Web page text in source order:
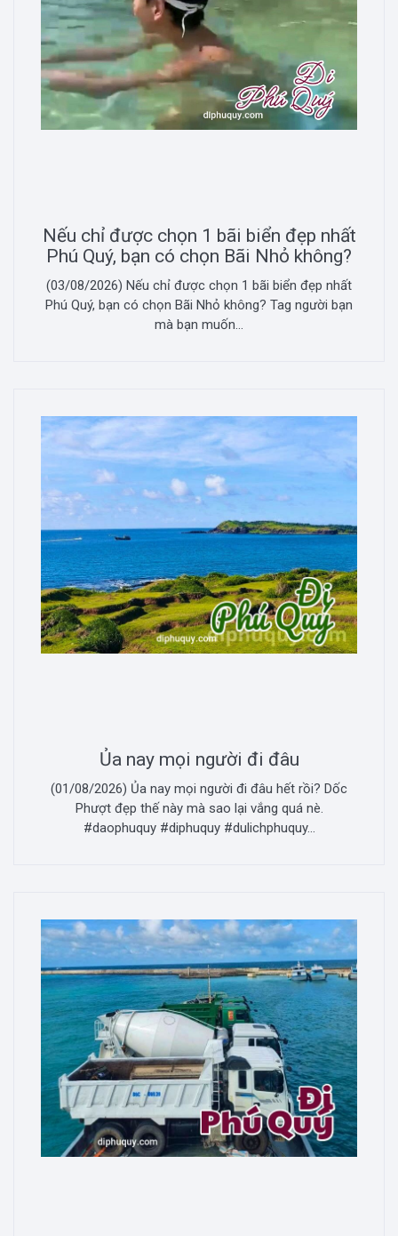
Nếu chỉ được chọn 1 bãi biển đẹp nhất
Phú Quý, bạn có chọn Bãi Nhỏ không?
(03/08/2026) Nếu chỉ được chọn 1 bãi biển đẹp nhất
Phú Quý, bạn có chọn Bãi Nhỏ không? Tag người bạn
mà bạn muốn...
Ủa nay mọi người đi đâu
(01/08/2026) Ủa nay mọi người đi đâu hết rồi? Dốc
Phượt đẹp thế này mà sao lại vắng quá nè.
#daophuquy #diphuquy #dulichphuquy...